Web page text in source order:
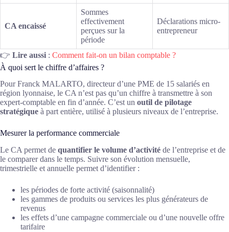
CA encaissé
Sommes
effectivement
perçues sur la
période
Déclarations micro-
entrepreneur
👉 Lire aussi : Comment fait-on un bilan comptable ?
À quoi sert le chiffre d’affaires ?
Pour Franck MALARTO, directeur d’une PME de 15 salariés en
région lyonnaise, le CA n’est pas qu’un chiffre à transmettre à son
expert-comptable en fin d’année. C’est un outil de pilotage
stratégique à part entière, utilisé à plusieurs niveaux de l’entreprise.
Mesurer la performance commerciale
Le CA permet de quantifier le volume d’activité de l’entreprise et de
le comparer dans le temps. Suivre son évolution mensuelle,
trimestrielle et annuelle permet d’identifier :
les périodes de forte activité (saisonnalité)
les gammes de produits ou services les plus générateurs de
revenus
les effets d’une campagne commerciale ou d’une nouvelle offre
tarifaire